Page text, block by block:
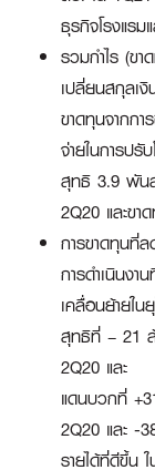
ธุรกิจโรงแรม
รวมกำไร (ข
เปลี่ยนสกุลเ
ขาดทุนจากก
จ่ายในการป
สุทธิ 3.9 พัน
2Q20 และข
การขาดทุนที่
การดำเนินง
เคลื่อนย้ายใ
สุทธิที่ – 21 ล้
2Q20 และ
แดนบวกที่
2Q20 และ -
รายได้ที่ดีขึ้น